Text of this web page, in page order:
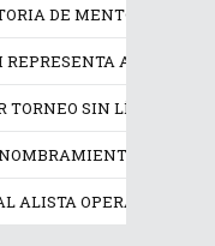
DE MENTORÍAS
A MÉXICO
SIN LÍMITES
EN LA
ALISTA OPERATIVO